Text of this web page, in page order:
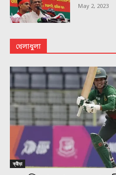
May 2, 2023
খেলাধুলা
ক্রীড়া